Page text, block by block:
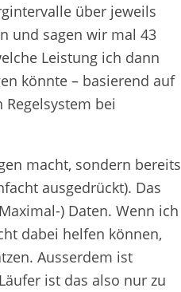
über jeweils
und sagen wir mal 43
Leistung ich dann
könnte – basierend auf
bei
macht, sondern bereits
ausgedrückt). Das
) Daten. Wenn ich
dabei helfen können,
Ausserdem ist
ist das also nur zu